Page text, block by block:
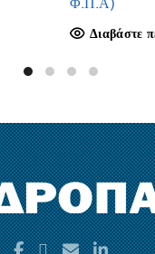
Διαβάστε